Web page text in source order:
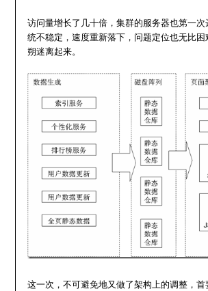
访问量增长了几十倍，集群的服务器也第一次
统不稳定，速度重新落下，问题定位也无比
朔迷离起来。
这一次，不可避免地又做了架构上的调整，